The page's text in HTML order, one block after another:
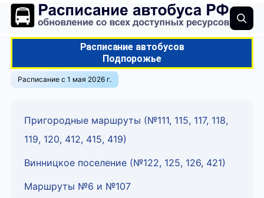
Расписание автобусов
Подпорожье
Расписание с 1 мая 2026 г.
Пригородные маршруты (№111, 115, 117, 118,
119, 120, 412, 415, 419)
Винницкое поселение (№122, 125, 126, 421)
Маршруты №6 и №107